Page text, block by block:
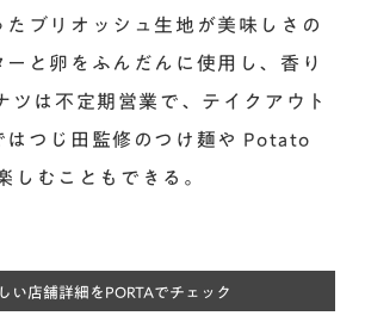
たブリオッシュ生地が美味しさの
ーと卵をふんだんに使用し、香り
ツは不定期営業で、テイクアウト
はつじ田監修のつけ麺や Potato
しむこともできる。
い店舗詳細をPORTAでチェック